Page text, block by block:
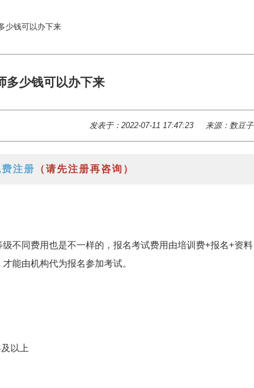
少钱可以办下来
多少钱可以办下来
发表于：2022-07-11 17:47:23 来源：数豆子
注册 （请先注册再咨询）
不同费用也是不一样的，报名考试费用由培训费+报名+资料
能由机构代为报名参加考试。
以上